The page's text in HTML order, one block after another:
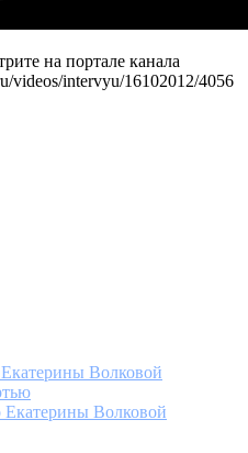
на портале канала
videos/intervyu/16102012/4056
Волковой
Екатерины Волковой